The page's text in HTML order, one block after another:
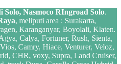
Solo, Nasmoco RIngroad Solo.
, meliputi area : Surakarta,
Karanganyar, Boyolali, Klaten.
Calya, Fortuner, Rush, Sienta,
Camry, Hiace, Venturer, Veloz,
CHR, voxy, Supra, Land Cruiser,